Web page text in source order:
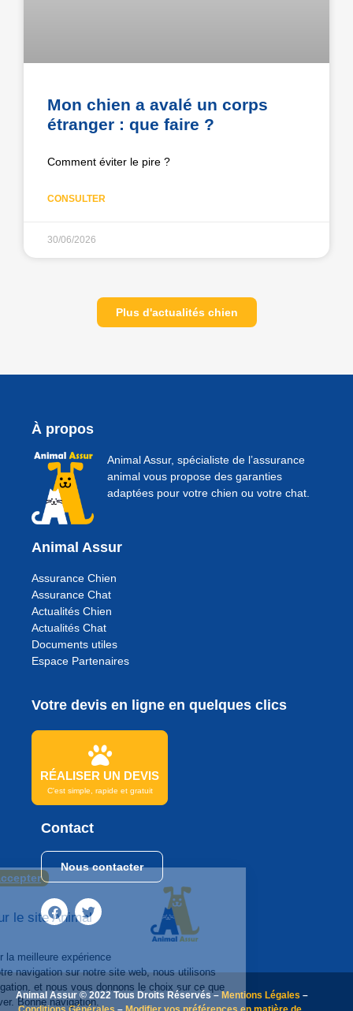
Mon chien a avalé un corps
étranger : que faire ?
Comment éviter le pire ?
CONSULTER
30/06/2026
Plus d'actualités chien
À propos
Animal Assur, spécialiste de l’assurance
animal vous propose des garanties
adaptées pour votre chien ou votre chat.
Animal Assur
Assurance Chien
Assurance Chat
Actualités Chien
Actualités Chat
Documents utiles
Espace Partenaires
Votre devis en ligne en quelques clics
RÉALISER UN DEVIS
C'est simple, rapide et gratuit
Contact
Nous contacter
Animal Assur © 2022 Tous Droits Réservés – Mentions Légales –
Continuer sans accepter
Bonjour
Et Bienvenue sur le site Animal
Afin de vous garantir la meilleure expérience
utilisateur lors de votre navigation sur notre site web, nous utilisons
des cookies de navigation, et nous vous donnons le choix sur ce que
vous souhaitez activer. Bonne navigation.